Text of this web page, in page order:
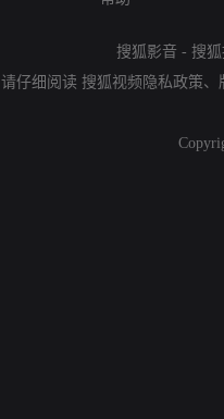
搜狐影音 - 搜
请仔细阅读 搜狐视频隐私政策、